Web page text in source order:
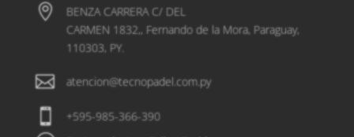

BENZA CARRERA C/ DEL
CARMEN 1832,, Fernando de la Mora, Paraguay,
110303, PY.
 atencion@tecnopadel.com.py
 +595-985-366-390